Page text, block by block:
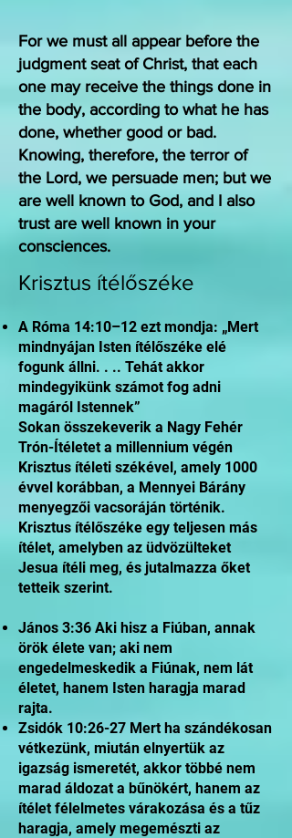
For we must all appear before the
judgment seat of Christ, that each
one may receive the things done in
the body, according to what he has
done, whether good or bad.
Knowing, therefore, the terror of
the Lord, we persuade men; but we
are well known to God, and I also
trust are well known in your
consciences.
Krisztus ítélőszéke
A Róma 14:10–12 ezt mondja: „Mert
mindnyájan Isten ítélőszéke elé
fogunk állni. . .. Tehát akkor
mindegyikünk számot fog adni
magáról Istennek”
Sokan összekeverik a Nagy Fehér
Trón-Ítéletet a millennium végén
Krisztus ítéleti székével, amely 1000
évvel korábban, a Mennyei Bárány
menyegzői vacsoráján történik.
Krisztus ítélőszéke egy teljesen más
ítélet, amelyben az üdvözülteket
Jesua ítéli meg, és jutalmazza őket
tetteik szerint.
János 3:36 Aki hisz a Fiúban, annak
örök élete van; aki nem
engedelmeskedik a Fiúnak, nem lát
életet, hanem Isten haragja marad
rajta.
Zsidók 10:26-27 Mert ha szándékosan
vétkezünk, miután elnyertük az
igazság ismeretét, akkor többé nem
marad áldozat a bűnökért, hanem az
ítélet félelmetes várakozása és a tűz
haragja, amely megemészti az